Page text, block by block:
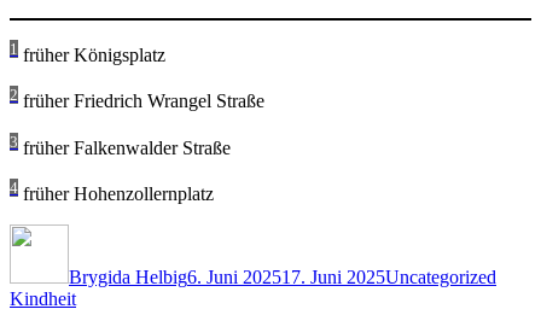
1 früher Königsplatz
2 früher Friedrich Wrangel Straße
3 früher Falkenwalder Straße
4 früher Hohenzollernplatz
Brygida Helbig6. Juni 202517. Juni 2025Uncategorized
Kindheit